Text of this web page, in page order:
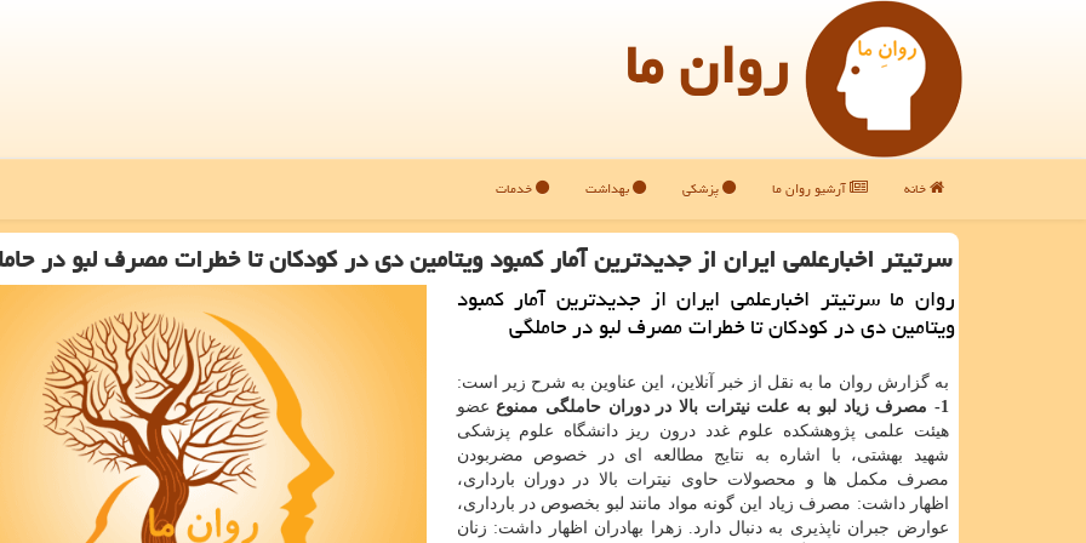
روان ما
خانه آرشیو روان ما پزشکی بهداشت خدمات
سرتیتر اخبارعلمی ایران از جدیدترین آمار كمبود ویتامین دی در كودكان تا خطرات مصرف لبو در
روان ما سرتیتر اخبارعلمی ایران از جدیدترین آمار كمبود
ویتامین دی در كودكان تا خطرات مصرف لبو در حاملگی
به گزارش روان ما به نقل از خبر آنلاین، این عناوین به شرح زیر است:
1- مصرف زیاد لبو به علت نیترات بالا در دوران حاملگی ممنوع
عضو
هیئت علمی پژوهشكده علوم غدد درون ریز دانشگاه علوم پزشكی
شهید بهشتی، با اشاره به نتایج مطالعه ای در خصوص مضربودن
مصرف مكمل ها و محصولات حاوی نیترات بالا در دوران بارداری،
اظهار داشت: مصرف زیاد این گونه مواد مانند لبو بخصوص در بارداری،
عوارض جبران ناپذیری به دنبال دارد. زهرا بهادران اظهار داشت: زنان